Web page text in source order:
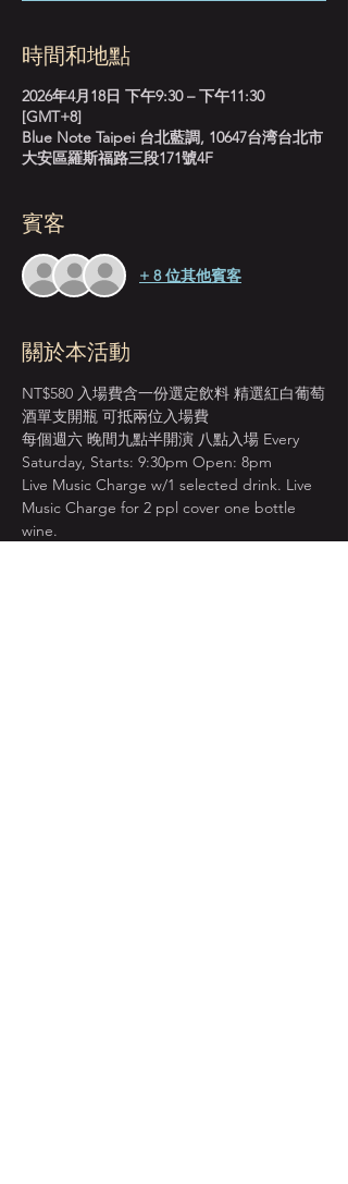
時間和地點
2026年4月18日 下午9:30 – 下午11:30
[GMT+8]
Blue Note Taipei 台北藍調, 10647台湾台北市
大安區羅斯福路三段171號4F
賓客
+ 8 位其他賓客
關於本活動
NT$580 入場費含一份選定飲料 精選紅白葡萄
酒單支開瓶 可抵兩位入場費
每個週六 晚間九點半開演 八點入場 Every
Saturday, Starts: 9:30pm Open: 8pm
Live Music Charge w/1 selected drink. Live
Music Charge for 2 ppl cover one bottle
wine.